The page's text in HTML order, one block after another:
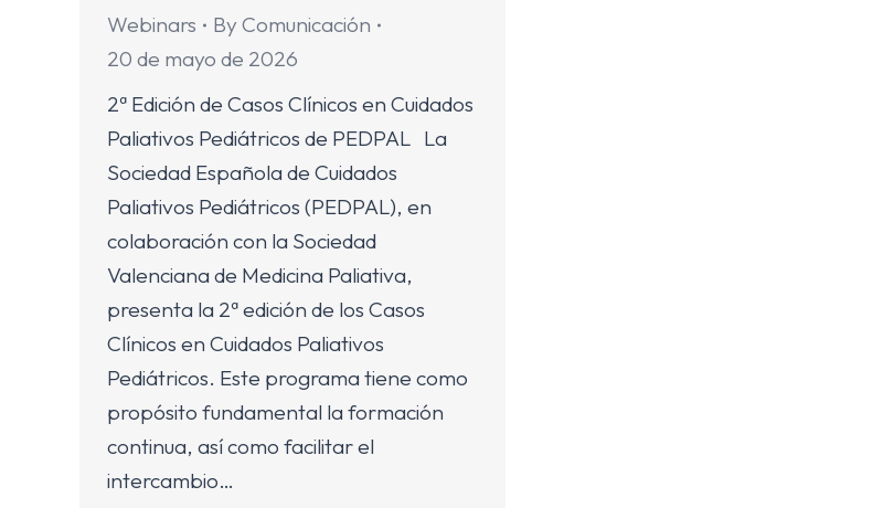
Webinars By Comunicación
20 de mayo de 2026
2ª Edición de Casos Clínicos en Cuidados
Paliativos Pediátricos de PEDPAL La
Sociedad Española de Cuidados
Paliativos Pediátricos (PEDPAL), en
colaboración con la Sociedad
Valenciana de Medicina Paliativa,
presenta la 2ª edición de los Casos
Clínicos en Cuidados Paliativos
Pediátricos. Este programa tiene como
propósito fundamental la formación
continua, así como facilitar el
intercambio…